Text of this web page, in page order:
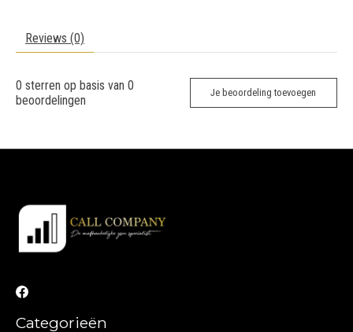
Reviews (0)
0 sterren op basis van 0
beoordelingen
Je beoordeling toevoegen
Categorieën